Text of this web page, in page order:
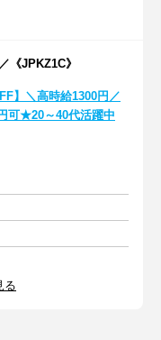
JPKZ1C》
】＼高時給1300円／
可★20～40代活躍中
る